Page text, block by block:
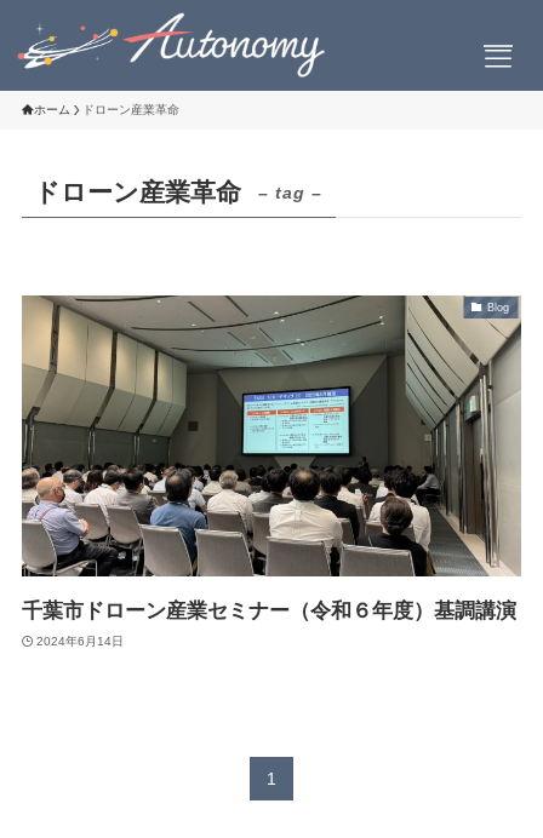
会社案内
社長挨拶
設立について
お問い合わせ
製品情報
Suveyor-X
Suveyor-Ⅱ
Suveyor-Ⅲ
ホーム ドローン産業革命
ドローン産業革命 – tag –
Blog
千葉市ドローン産業セミナー（令和６年度）基調講演
2024年6月14日
1